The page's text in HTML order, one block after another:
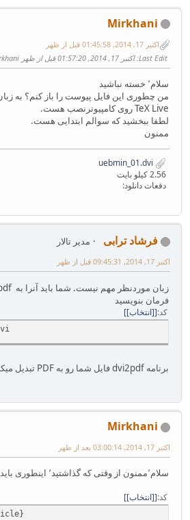
Mirkhani
اکتبر 17, 2014, 01:45:58 قبل از ظهر
Last Edit: اکتبر 17, 2014, 01:57:20 قبل از ظهر by Mirkhani
سلام٬ خسته نباشید
من چطوری این فایل پیوست را باز کنم؟ به
TeX Live روی کامپیوترنصب هست.
لطفا ببخشید که سوالم ابتدایی هست.
ممنون
2.56 کیلو بایت
دفعات دانلود:
فرشاد ترابی
مدیر تالار
اکتبر 17, 2014, 09:45:31 قبل از ظهر
فرمان بنویسید
کد [انتخاب]
برنامه dvi2pdf فایل شما رو به PDF تبدیل میکنه.
Mirkhani
اکتبر 17, 2014, 03:00:14 بعد از ظهر
سلام٬‌ممنون از وقتی که گذاشتید٬‌ اینطوری باید بنویسم؟
کد [انتخاب]